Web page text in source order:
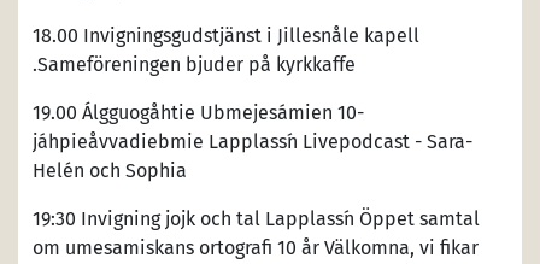
18.00 Invigningsgudstjänst i Jillesnåle kapell
.Sameföreningen bjuder på kyrkkaffe
19.00 Álgguogåhtie Ubmejesámien 10-
jáhpieåvvadiebmie Lapplass´n Livepodcast - Sara-
Helén och Sophia
19:30 Invigning jojk och tal Lapplass´n Öppet samtal
om umesamiskans ortografi 10 år Välkomna, vi fikar